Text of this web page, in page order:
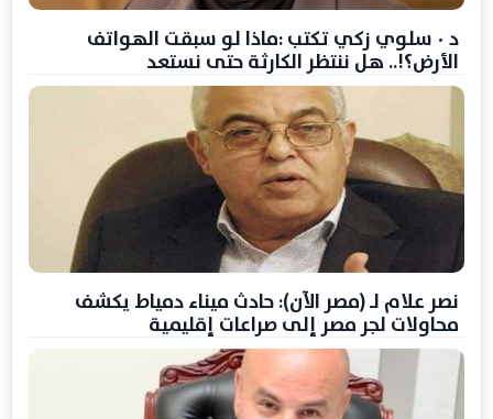
د ٠ سلوي زكي تكتب :ماذا لو سبقت الهواتف
الأرض؟!.. هل ننتظر الكارثة حتى نستعد
نصر علام لـ (مصر الآن): حادث ميناء دمياط يكشف
محاولات لجر مصر إلى صراعات إقليمية